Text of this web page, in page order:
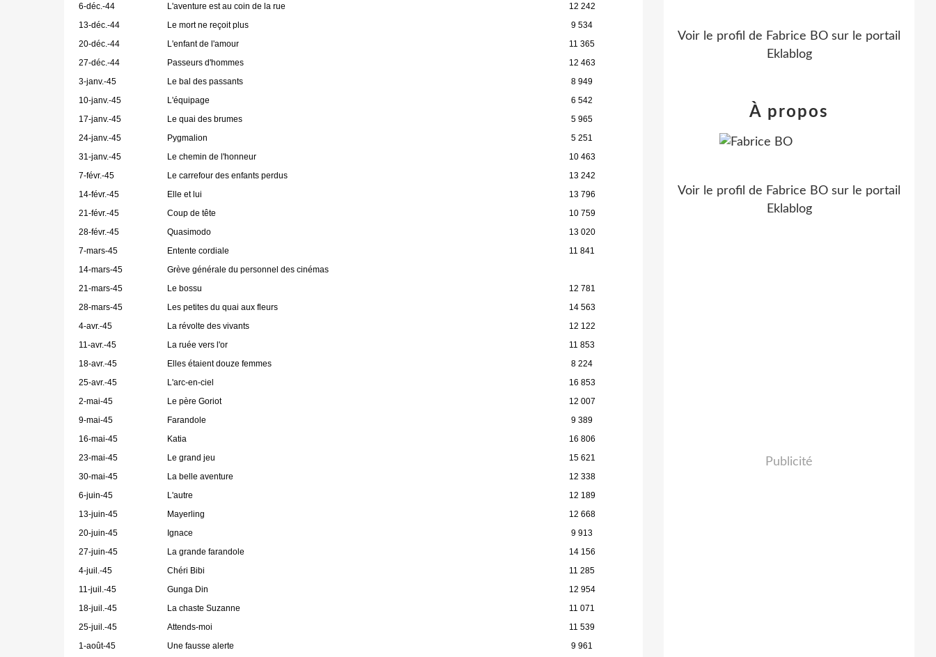
6-déc.-44
L'aventure est au coin de la rue
12 242
13-déc.-44
Le mort ne reçoit plus
9 534
20-déc.-44
L'enfant de l'amour
11 365
27-déc.-44
Passeurs d'hommes
12 463
3-janv.-45
Le bal des passants
8 949
10-janv.-45
L'équipage
6 542
17-janv.-45
Le quai des brumes
5 965
24-janv.-45
Pygmalion
5 251
31-janv.-45
Le chemin de l'honneur
10 463
7-févr.-45
Le carrefour des enfants perdus
13 242
14-févr.-45
Elle et lui
13 796
21-févr.-45
Coup de tête
10 759
28-févr.-45
Quasimodo
13 020
7-mars-45
Entente cordiale
11 841
14-mars-45
Grève générale du personnel des cinémas
21-mars-45
Le bossu
12 781
28-mars-45
Les petites du quai aux fleurs
14 563
4-avr.-45
La révolte des vivants
12 122
11-avr.-45
La ruée vers l'or
11 853
18-avr.-45
Elles étaient douze femmes
8 224
25-avr.-45
L'arc-en-ciel
16 853
2-mai-45
Le père Goriot
12 007
9-mai-45
Farandole
9 389
16-mai-45
Katia
16 806
23-mai-45
Le grand jeu
15 621
30-mai-45
La belle aventure
12 338
6-juin-45
L'autre
12 189
13-juin-45
Mayerling
12 668
20-juin-45
Ignace
9 913
27-juin-45
La grande farandole
14 156
4-juil.-45
Chéri Bibi
11 285
11-juil.-45
Gunga Din
12 954
18-juil.-45
La chaste Suzanne
11 071
25-juil.-45
Attends-moi
11 539
1-août-45
Une fausse alerte
9 961
Voir le profil de Fabrice BO sur le portail
Eklablog
À propos
Voir le profil de Fabrice BO sur le portail
Eklablog
Publicité